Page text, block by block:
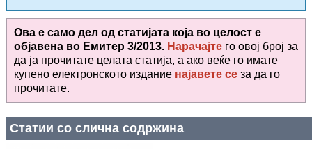
Ова е само дел од статијата која во целост е
објавена во Емитер 3/2013. Нарачајте го овој број за
да ја прочитате целата статија, а ако веќе го имате
купено електронското издание најавете се за да го
прочитате.
Статии со слична содржина